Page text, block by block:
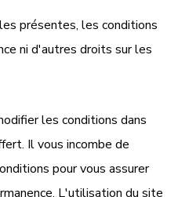
présentes, les conditions
ni d'autres droits sur les
les conditions dans
Il vous incombe de
pour vous assurer
L'utilisation du site